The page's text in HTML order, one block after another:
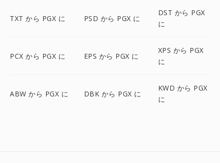
TXT から PGX に PSD から PGX に
DST から PGX
に
PCX から PGX に EPS から PGX に
XPS から PGX
に
ABW から PGX に DBK から PGX に
KWD から PGX
に